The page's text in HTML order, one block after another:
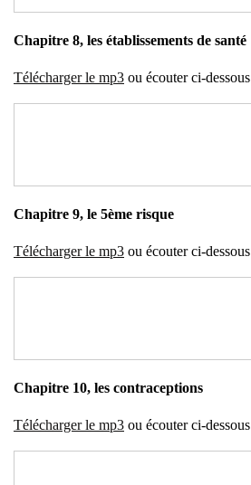
Cha­pitre 8, les éta­blis­se­ments de san­té
Télé­char­ger le mp3 ou écou­ter ci-des­sous
Cha­pitre 9, le 5ème risque
Télé­char­ger le mp3 ou écou­ter ci-des­sous
Cha­pitre 10, les contra­cep­tions
Télé­char­ger le mp3 ou écou­ter ci-des­sous